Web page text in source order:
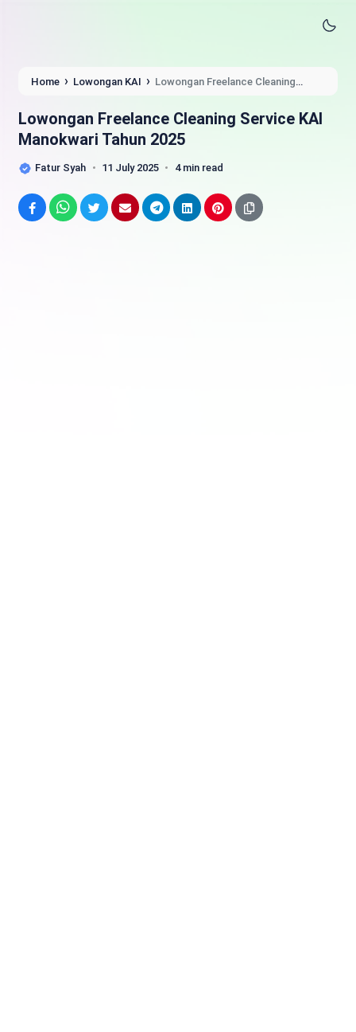
Home › Lowongan KAI › Lowongan Freelance Cleaning
Lowongan Freelance Cleaning Service KAI
Manokwari Tahun 2025
Fatur Syah 11 July 2025 4 min read